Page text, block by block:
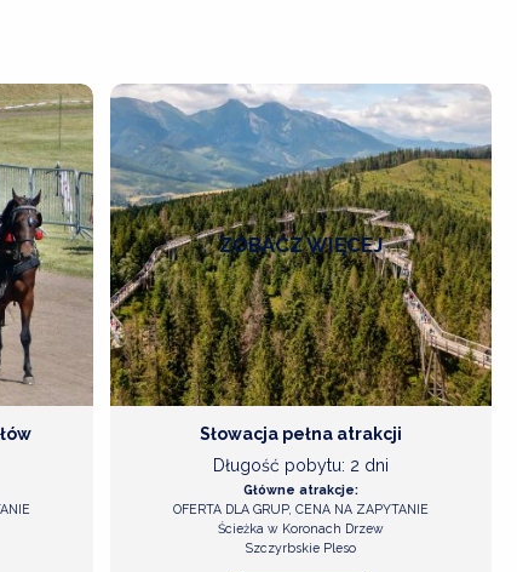
ZOBACZWIĘCEJ
Słowacja pełna atrakcji
Długość pobytu: 2 dni
Główne atrakcje:
OFERTA DLA GRUP, CENA NA ZAPYTANIE
Ścieżka w Koronach Drzew
Szczyrbskie Pleso